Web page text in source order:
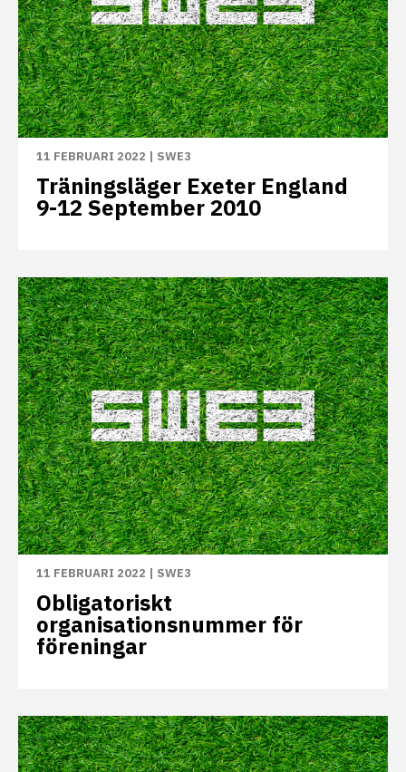
11 FEBRUARI 2022 | SWE3
Träningsläger Exeter England
9-12 September 2010
11 FEBRUARI 2022 | SWE3
Obligatoriskt
organisationsnummer för
föreningar